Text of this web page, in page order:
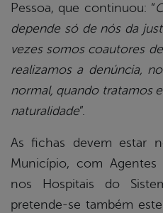
Pessoa, que continuou: “
depende só de nós da
vezes somos coautores
realizamos a denúncia,
normal, quando tratamos
naturalidade”.
As fichas devem estar
Município, com Agentes
nos Hospitais do
pretende-se também